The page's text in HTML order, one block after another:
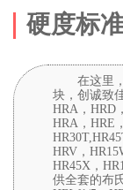
硬度标
在这里
块，创诚致
HRA，HRD
HRA，HRE
HRV，
HR45X，
供全套的布